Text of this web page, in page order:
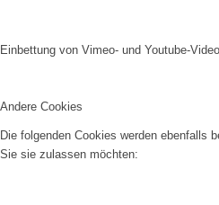
Einbettung von Vimeo- und Youtube-
Andere Cookies
Die folgenden Cookies werden ebenfalls
Sie sie zulassen möchten: